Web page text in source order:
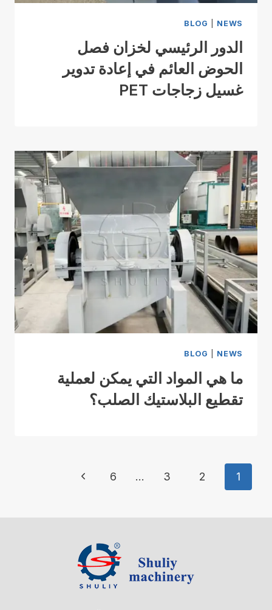
BLOG NEWS
الدور الرئيسي لخزان فصل
الحوض العائم في إعادة تدوير
غسيل زجاجات PET
BLOG NEWS
ما هي المواد التي يمكن لعملية
تقطيع البلاستيك الصلب؟
تنقل
الصفحة
1
2
3
…
6
الصفحة